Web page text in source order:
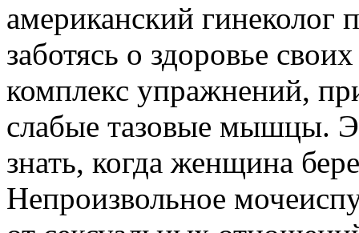
американский гинеколог
заботясь о здоровье
комплекс упражнений,
слабые тазовые мышцы.
знать, когда женщина
Непроизвольное